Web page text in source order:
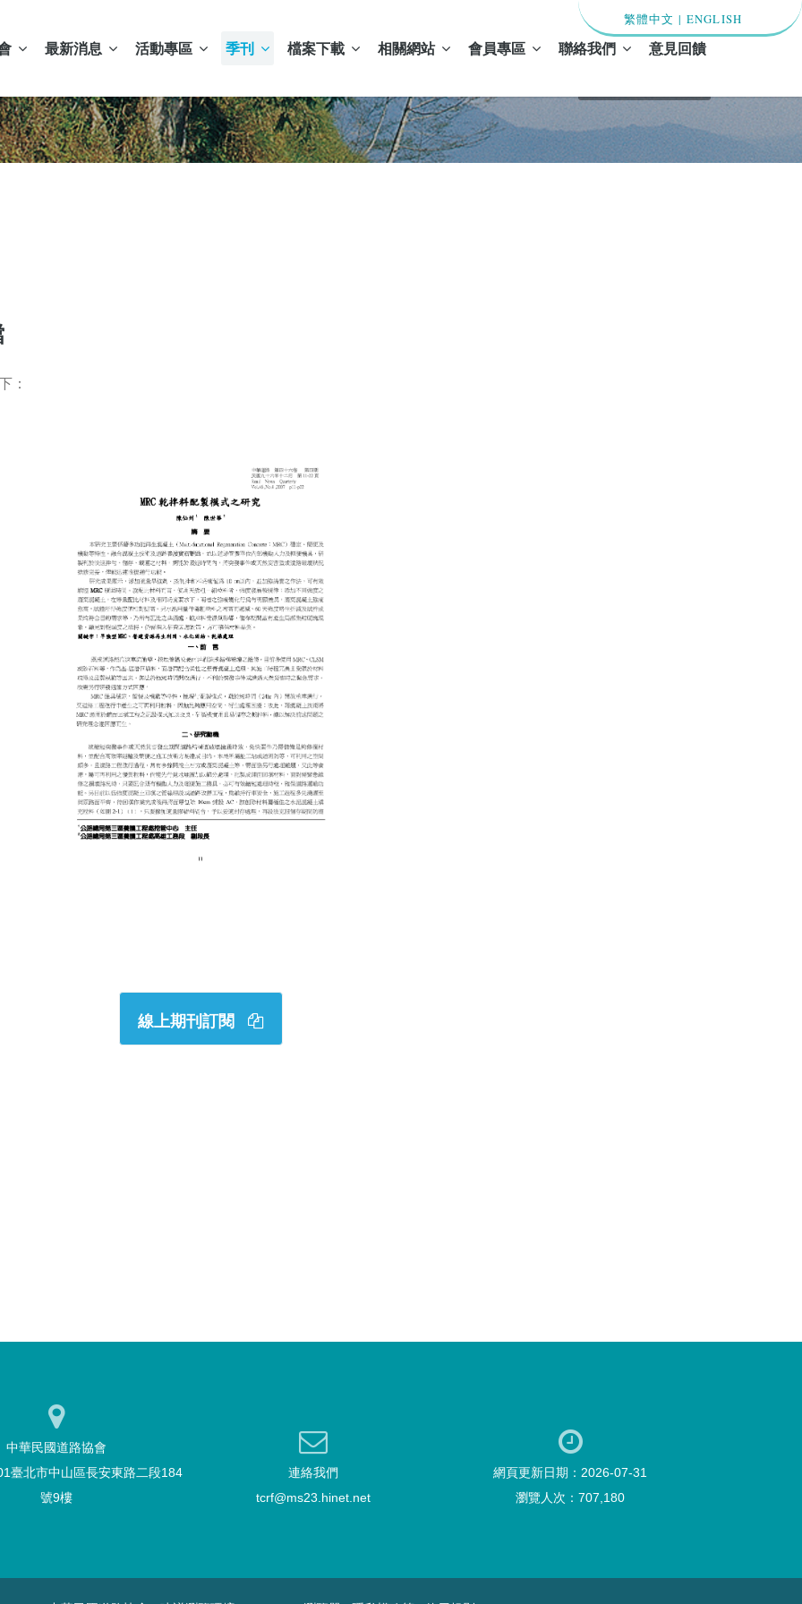
繁體中文 | ENGLISH
最新消息 活動專區 季刊 檔案下載 相關網站 會員專區 聯絡我們 意見回饋
：
線上期刊訂閱
中華民國道路協會
臺北市中山區長安東路二段184
號9樓
連絡我們
tcrf@ms23.hinet.net
網頁更新日期：2026-07-31
瀏覽人次：707,180